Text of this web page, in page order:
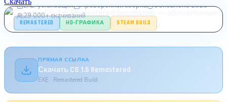
REMASTERED HD-ГРАФИКА STEAM BUILD
EXE-установщик Проверенная сборка
Обновлено 2026
29 000+ скачиваний
ПРЯМАЯ ССЫЛКА
Скачать CS 1.6 Remastered
EXE · Remastered Build